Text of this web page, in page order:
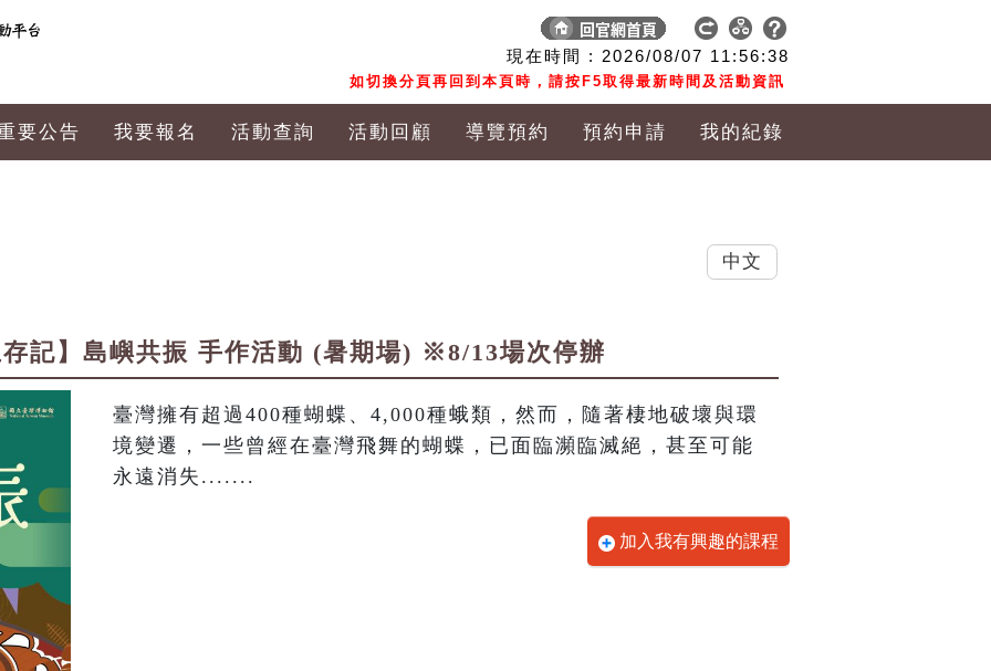
現在時間 : 2026/08/07 11:56:39
如切換分頁再回到本頁時，請按F5取得最新時間及活動資訊
要公告 我要報名 活動查詢 活動回顧 導覽預約 預約申請 我的紀錄
記】島嶼共振 手作活動 (暑期場) ※8/13場次停辦
臺灣擁有超過400種蝴蝶、4,000種蛾類，然而，隨著棲地破壞與環
境變遷，一些曾經在臺灣飛舞的蝴蝶，已面臨瀕臨滅絕，甚至可能
永遠消失.......
加入我有興趣的課程